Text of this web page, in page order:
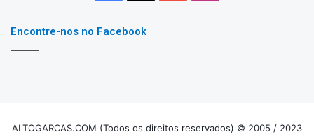
Encontre-nos no Facebook
ALTOGARCAS.COM (Todos os direitos reservados) © 2005 / 2023